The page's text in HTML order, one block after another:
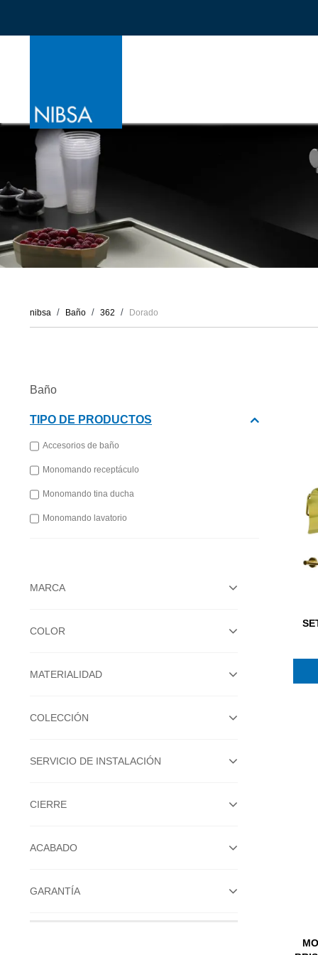
nibsa Baño 362 Dorado
Baño
MARCA
COLOR
MATERIALIDAD
TIPO DE PRODUCTOS
Accesorios de baño
Monomando receptáculo
Monomando tina ducha
Monomando lavatorio
COLECCIÓN
SERVICIO DE INSTALACIÓN
CIERRE
ACABADO
GARANTÍA